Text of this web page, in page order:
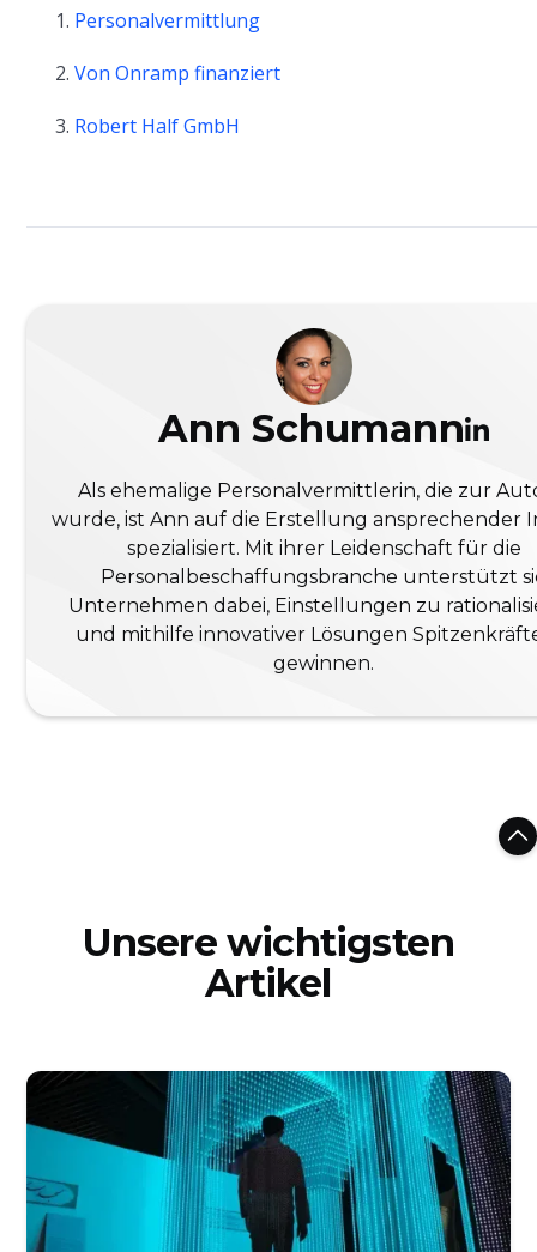
Personalvermittlung
Von Onramp finanziert
Robert Half GmbH
Ann Schumann
Als ehemalige Personalvermittlerin, die zur
wurde, ist Ann auf die Erstellung ansprechender
spezialisiert. Mit ihrer Leidenschaft für die
Personalbeschaffungsbranche unterstützt
Unternehmen dabei, Einstellungen zu
und mithilfe innovativer Lösungen
gewinnen.
Unsere wichtigsten
Artikel